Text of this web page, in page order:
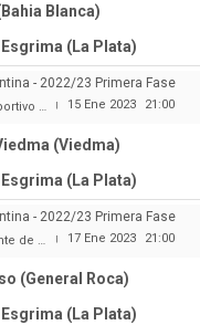
Blanca)
(La Plata)
- 2022/23 Primera Fase
Cayetano Arias | 15 Ene 2023 21:00
(Viedma)
(La Plata)
- 2022/23 Primera Fase
calle Maipú | 17 Ene 2023 21:00
(General Roca)
(La Plata)